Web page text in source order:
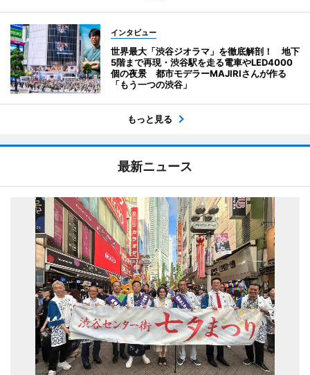
インタビュー
世界最大「渋谷ジオラマ」を徹底解剖！ 地下
5階まで再現・渋谷駅を走る電車やLED4000
個の夜景 都市モデラーMAJIRIさんが作る
「もう一つの渋谷」
もっと見る
最新ニュース